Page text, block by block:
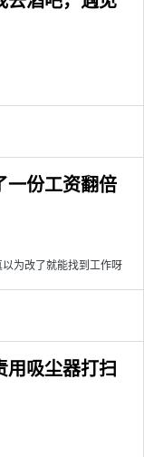
一份工资翻倍
为改了就能找到工作呀
用吸尘器打扫